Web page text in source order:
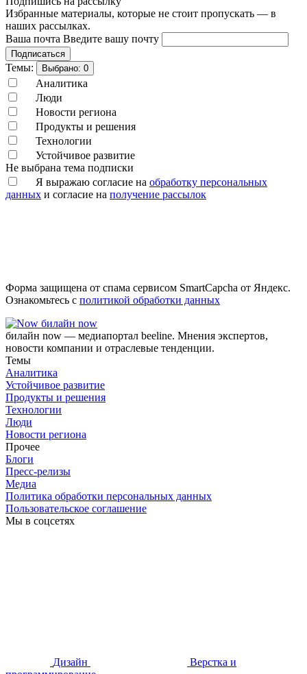
Избранные материалы, которые не стоит пропускать — в
наших рассылках.
Ваша почта Введите вашу почту
Подписаться
Темы: Выбрано: 0
Аналитика
Люди
Новости региона
Продукты и решения
Технологии
Устойчивое развитие
Не выбрана тема подписки
Я выражаю согласие на обработку персональных
данных и согласие на получение рассылок
Форма защищена от спама сервисом SmartCapcha от Яндекс.
Ознакомьтесь с политикой обработки данных
билайн now
билайн now — медиапортал beeline. Мнения экспертов,
новости компании и отраслевые тенденции.
Темы
Аналитика
Устойчивое развитие
Продукты и решения
Технологии
Люди
Новости региона
Прочее
Блоги
Пресс-релизы
Медиа
Политика обработки персональных данных
Пользовательское соглашение
Мы в соцсетях
Дизайн
Верстка и